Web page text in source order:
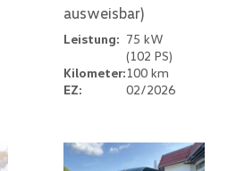
ausweisbar)
Leistung: 75 kW
(102 PS)
Kilometer:100 km
EZ:
02/2026